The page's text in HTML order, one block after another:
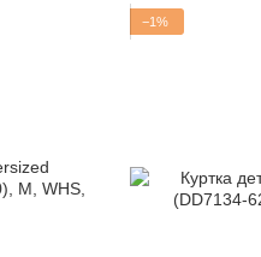
−1%